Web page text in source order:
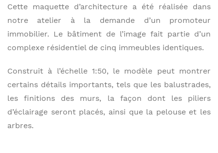
Cette maquette d’architecture a été réalisée dans
notre atelier à la demande d’un promoteur
immobilier. Le bâtiment de l’image fait partie d’un
complexe résidentiel de cinq immeubles identiques.
Construit à l’échelle 1:50, le modèle peut montrer
certains détails importants, tels que les balustrades,
les finitions des murs, la façon dont les piliers
d’éclairage seront placés, ainsi que la pelouse et les
arbres.